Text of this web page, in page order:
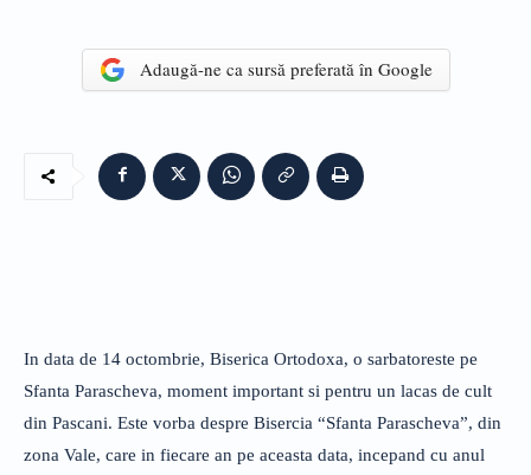
Adaugă-ne ca sursă preferată în Google
In data de 14 octombrie, Biserica Ortodoxa, o sarbatoreste pe
Sfanta Parascheva, moment important si pentru un lacas de cult
din Pascani. Este vorba despre Bisercia “Sfanta Parascheva”, din
zona Vale, care in fiecare an pe aceasta data, incepand cu anul